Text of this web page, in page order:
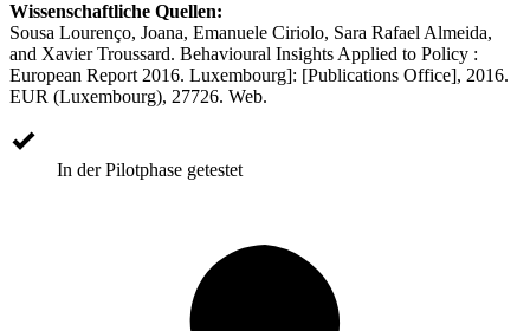
Wissenschaftliche Quellen:
Sousa Lourenço, Joana, Emanuele Ciriolo, Sara Rafael Almeida,
and Xavier Troussard. Behavioural Insights Applied to Policy :
European Report 2016. Luxembourg]: [Publications Office], 2016.
EUR (Luxembourg), 27726. Web.
In der Pilotphase getestet